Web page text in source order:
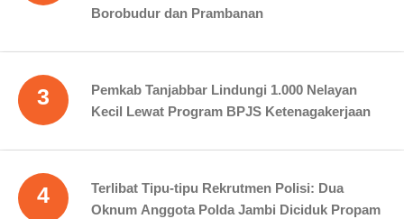
Borobudur dan Prambanan
3
Pemkab Tanjabbar Lindungi 1.000 Nelayan
Kecil Lewat Program BPJS Ketenagakerjaan
4
Terlibat Tipu-tipu Rekrutmen Polisi: Dua
Oknum Anggota Polda Jambi Diciduk Propam